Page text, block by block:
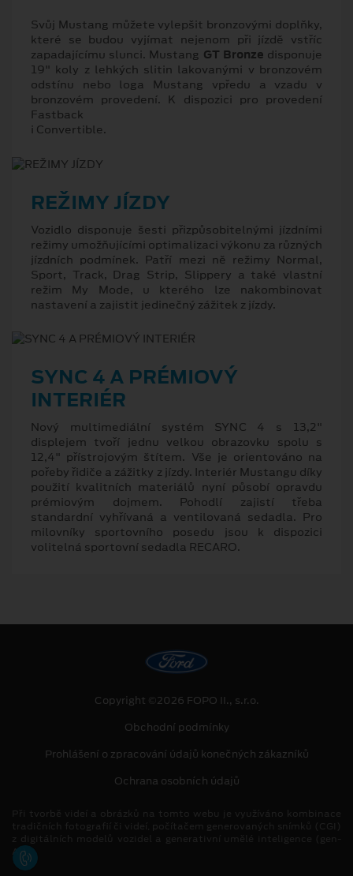
Svůj Mustang můžete vylepšit bronzovými doplňky,
které se budou vyjímat nejenom při jízdě vstříc
zapadajícímu slunci. Mustang GT Bronze disponuje
19" koly z lehkých slitin lakovanými v bronzovém
odstínu nebo loga Mustang vpředu a vzadu v
bronzovém provedení. K dispozici pro provedení
Fastback
i Convertible.
REŽIMY JÍZDY
Vozidlo disponuje šesti přizpůsobitelnými jízdními
režimy umožňujícími optimalizaci výkonu za různých
jízdních podmínek. Patří mezi ně režimy Normal,
Sport, Track, Drag Strip, Slippery a také vlastní
režim My Mode, u kterého lze nakombinovat
nastavení a zajistit jedinečný zážitek z jízdy.
SYNC 4 A PRÉMIOVÝ
INTERIÉR
Nový multimediální systém SYNC 4 s 13,2"
displejem tvoří jednu velkou obrazovku spolu s
12,4" přístrojovým štítem. Vše je orientováno na
pořeby řidiče a zážitky z jízdy. Interiér Mustangu díky
použití kvalitních materiálů nyní působí opravdu
prémiovým dojmem. Pohodlí zajistí třeba
standardní vyhřívaná a ventilovaná sedadla. Pro
milovníky sportovního posedu jsou k dispozici
volitelná sportovní sedadla RECARO.
Copyright ©2026 FOPO II., s.r.o.
Obchodní podmínky
Prohlášení o zpracování údajů konečných zákazníků
Ochrana osobních údajů
AI).